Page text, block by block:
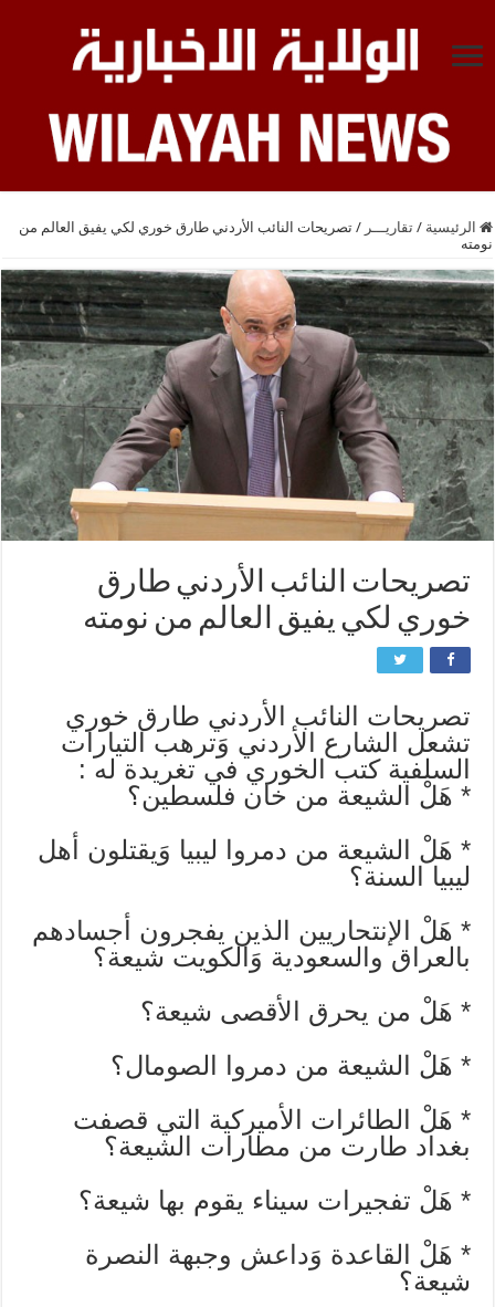
الرئيسية / تقاريـــر / تصريحات النائب الأردني طارق خوري لكي يفيق العالم من
نومته
تصريحات النائب الأردني طارق
خوري لكي يفيق العالم من نومته
تصريحات النائب الأردني طارق خوري
تشعل الشارع الأردني وَترهب التيارات
السلفية كتب الخوري في تغريدة له :
* هَلْ الشيعة من خان فلسطين؟
* هَلْ الشيعة من دمروا ليبيا وَيقتلون أهل
ليبيا السنة؟
* هَلْ اﻹنتحاريين الذين يفجرون أجسادهم
بالعراق والسعودية وَالكويت شيعة؟
* هَلْ من يحرق اﻷقصى شيعة؟
* هَلْ الشيعة من دمروا الصومال؟
* هَلْ الطائرات اﻷميركية التي قصفت
بغداد طارت من مطارات الشيعة؟
* هَلْ تفجيرات سيناء يقوم بها شيعة؟
* هَلْ القاعدة وَداعش وجبهة النصرة
شيعة؟